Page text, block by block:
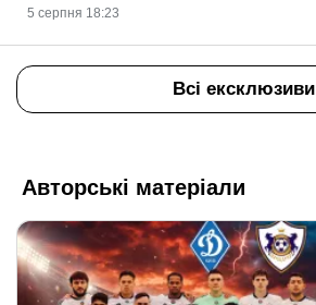
5 серпня 18:23
Всі ексклюзиви
Авторські матеріали